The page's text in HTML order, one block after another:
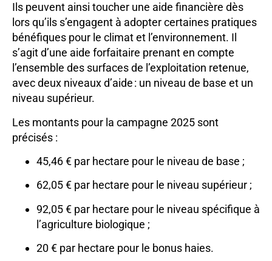
Ils peuvent ainsi toucher une aide financière dès
lors qu’ils s’engagent à adopter certaines pratiques
bénéfiques pour le climat et l’environnement. Il
s’agit d’une aide forfaitaire prenant en compte
l’ensemble des surfaces de l’exploitation retenue,
avec deux niveaux d’aide : un niveau de base et un
niveau supérieur.
Les montants pour la campagne 2025 sont
précisés :
45,46 € par hectare pour le niveau de base ;
62,05 € par hectare pour le niveau supérieur ;
92,05 € par hectare pour le niveau spécifique à
l’agriculture biologique ;
20 € par hectare pour le bonus haies.